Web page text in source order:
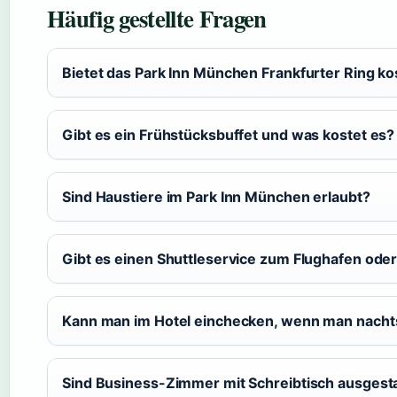
Häufig gestellte Fragen
Bietet das Park Inn München Frankfurter Ring
Gibt es ein Frühstücksbuffet und was kostet es?
Sind Haustiere im Park Inn München erlaubt?
Gibt es einen Shuttleservice zum Flughafen
Kann man im Hotel einchecken, wenn man
Sind Business-Zimmer mit Schreibtisch